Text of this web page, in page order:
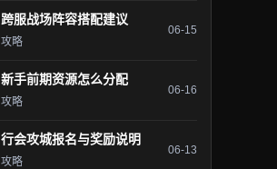
跨服战场阵容搭配建议
攻略
06-15
新手前期资源怎么分配
攻略
06-16
行会攻城报名与奖励说明
攻略
06-13